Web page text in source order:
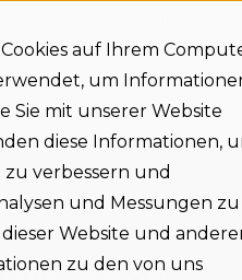
auf Ihrem
um
Sie mit unserer Website
diese Informationen,
verbessern und
und Messungen zu
Website und
zu den von uns
Untermenü
Language